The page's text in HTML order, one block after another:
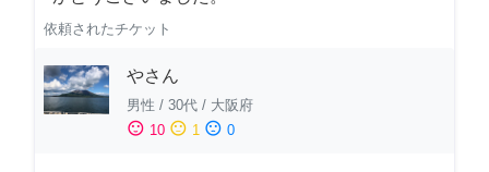
依頼されたチケット
やさん
男性 / 30代 / 大阪府
sentiment_satisfied 10 sentiment_neutral 1 sentiment_dissatisfied 0